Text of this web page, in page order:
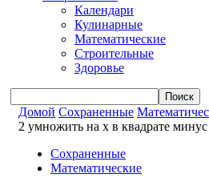
Календари
Кулинарные
Математические
Строительные
Здоровье
Домой Сохраненные
2 умножить на x в квадрате
Сохраненные
Математические